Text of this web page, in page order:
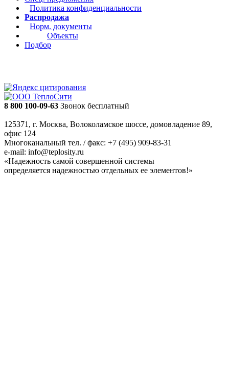
Политика конфиденциальности
Распродажа
Норм. документы
Объекты
Подбор
8 800 100-09-63 Звонок бесплатный
125371, г. Москва, Волоколамское шоссе, домовладение 89,
офис 124
Многоканальный тел. / факс: +7 (495) 909-83-31
e-mail: info@teplosity.ru
«Надежность самой совершенной системы
определяется надежностью отдельных ее элементов!»